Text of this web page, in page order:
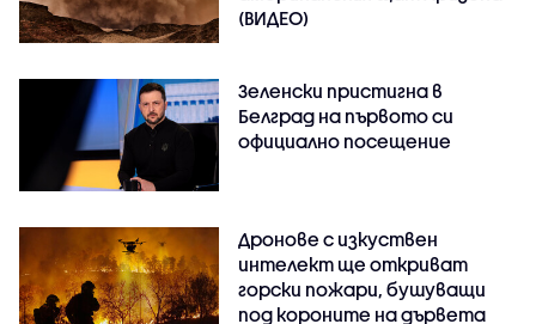
(ВИДЕО)
Зеленски пристигна в
Белград на първото си
официално посещение
Дронове с изкуствен
интелект ще откриват
горски пожари, бушуващи
под короните на дървета